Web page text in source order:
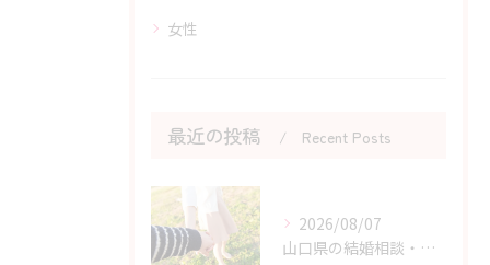
女性
最近の投稿 Recent Posts
2026/08/07
山口県の結婚相談・婚活を始める勇気を持つためのヒント